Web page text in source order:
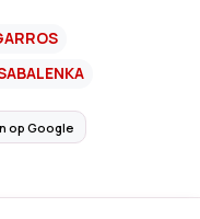
op Google